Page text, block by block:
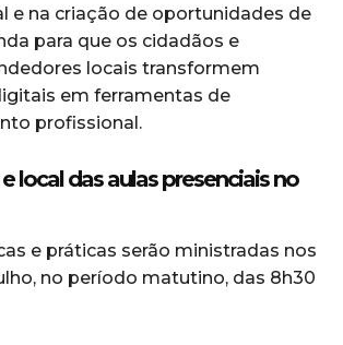
e na criação de oportunidades de
para que os cidadãos e
locais transformem
em ferramentas de
profissional.
local das aulas presenciais no
e práticas serão ministradas nos
no período matutino, das 8h30